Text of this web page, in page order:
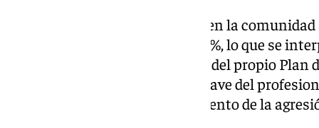
Los datos reflejan un aumento en la
registradas el año pasado del 19%, lo que se
sensibilización y conocimiento del propio Plan
Agresiones, además del papel clave del
persona agredida desde el momento de la